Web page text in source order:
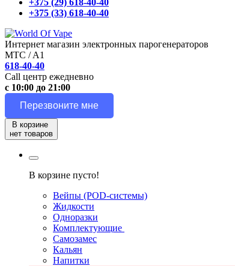
+375 (29) 618-40-40
+375 (33) 618-40-40
Интернет магазин электронных парогенераторов
MTC / A1
618-40-40
Call центр ежедневно
с 10:00 до 21:00
Перезвоните мне
В корзине
нет товаров
В корзине пусто!
Вейпы (POD-системы)
Жидкости
Одноразки
Комплектующие
Самозамес
Кальян
Напитки